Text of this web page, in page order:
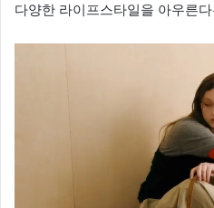
다양한 라이프스타일을 아우른